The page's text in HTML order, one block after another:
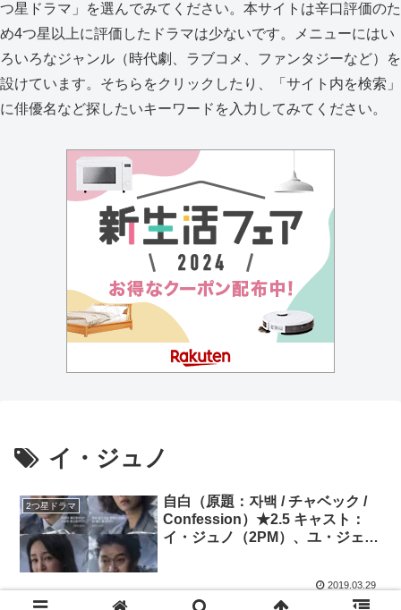
つ星ドラマ」を選んでみてください。本サイトは辛口評価のた
め4つ星以上に評価したドラマは少ないです。メニューにはい
ろいろなジャンル（時代劇、ラブコメ、ファンタジーなど）を
設けています。そちらをクリックしたり、「サイト内を検索」
に俳優名など探したいキーワードを入力してみてください。
イ・ジュノ
2つ星ドラマ
自白（原題：자백 / チャベック /
Confession）★2.5 キャスト：
イ・ジュノ（2PM）、ユ・ジェミ
2019.03.29